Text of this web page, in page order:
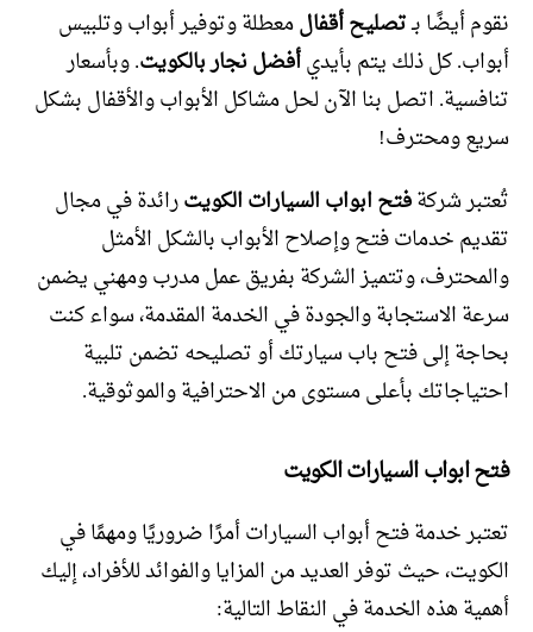
نقوم أيضًا بـتصليح أقفالمعطلة وتوفير أبواب وتلبيس
أبواب. كل ذلك يتم بأيديأفضل نجار بالكويت. وبأسعار
تنافسية. اتصل بنا الآن لحل مشاكل الأبواب والأقفال بشكل
سريع ومحترف!
تُعتبر شركةفتح ابواب السيارات الكويترائدة في مجال
تقديم خدمات فتح وإصلاح الأبواب بالشكل الأمثل
والمحترف، وتتميز الشركة بفريق عمل مدرب ومهني يضمن
سرعة الاستجابة والجودة في الخدمة المقدمة، سواء كنت
بحاجة إلى فتح باب سيارتك أو تصليحه تضمن تلبية
احتياجاتك بأعلى مستوى من الاحترافية والموثوقية.
فتح ابواب السيارات الكويت
تعتبر خدمة فتح أبواب السيارات أمرًا ضروريًا ومهمًا في
الكويت، حيث توفر العديد من المزايا والفوائد للأفراد، إليك
أهمية هذه الخدمة في النقاط التالية: